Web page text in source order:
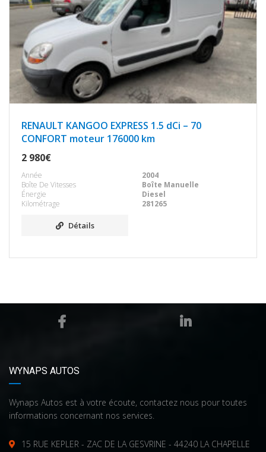
RENAULT KANGOO EXPRESS 1.5 dCi – 70
CONFORT moteur 176000 km
2 980€
Année
2004
Boîte De Vitesses
Boîte Manuelle
Énergie
Diesel
Kilométrage
281265
Détails
WYNAPS AUTOS
Wynaps Autos est à votre écoute, contactez nous pour toutes
informations concernant nos services.
15 RUE KEPLER - ZAC DE LA GESVRINE - 44240 LA CHAPELLE